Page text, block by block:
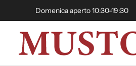
Domenica aperto 10:30-19:30